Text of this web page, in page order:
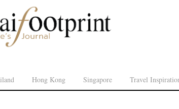
Hong Kong Singapore Travel